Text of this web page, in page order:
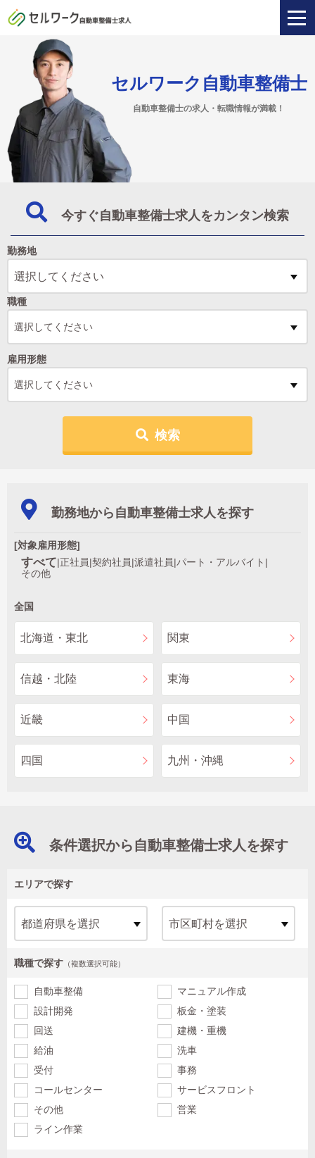
セルワーク自動車整備士
自動車整備士の求人・転職情報が満載！
今すぐ自動車整備士求人をカンタン検索
勤務地
職種
選択してください
雇用形態
選択してください
検索
勤務地から自動車整備士求人を探す
[対象雇用形態]
すべて|正社員|契約社員|派遣社員|パート・アルバイト |
その他
全国
北海道・東北 関東
信越・北陸 東海
近畿 中国
四国 九州・沖縄
条件選択から自動車整備士求人を探す
エリアで探す
職種で探す （複数選択可能）
自動車整備
マニュアル作成
設計開発
板金・塗装
回送
建機・重機
給油
洗車
受付
事務
コールセンター
サービスフロント
その他
営業
ライン作業